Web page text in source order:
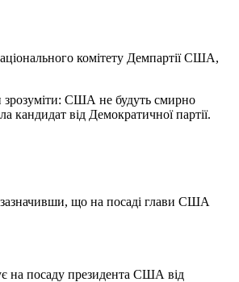
комітету Демпартії США,
зрозуміти: США не будуть смирно
кандидат від Демократичної партії.
зазначивши, що на посаді глави США
на посаду президента США від